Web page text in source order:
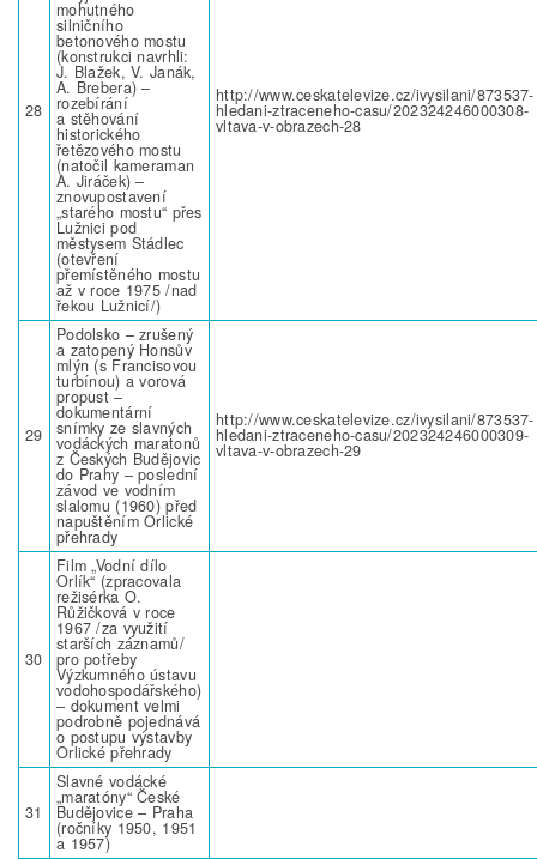
28
mohutného
silničního
betonového mostu
(konstrukci navrhli:
J. Blažek, V. Janák,
A. Brebera) –
rozebírání
a stěhování
historického
řetězového mostu
(natočil kameraman
A. Jiráček) –
znovupostavení
„starého mostu“ přes
Lužnici pod
městysem Stádlec
(otevření
přemístěného mostu
až v roce 1975 /nad
řekou Lužnicí/)
http://www.ceskatelevize.cz/ivysilani/873537-
hledani-ztraceneho-casu/202324246000308-
vltava-v-obrazech-28
29
Podolsko – zrušený
a zatopený Honsův
mlýn (s Francisovou
turbínou) a vorová
propust –
dokumentární
snímky ze slavných
vodáckých maratonů
z Českých Budějovic
do Prahy – poslední
závod ve vodním
slalomu (1960) před
napuštěním Orlické
přehrady
http://www.ceskatelevize.cz/ivysilani/873537-
hledani-ztraceneho-casu/202324246000309-
vltava-v-obrazech-29
30
Film „Vodní dílo
Orlík“ (zpracovala
režisérka O.
Růžičková v roce
1967 /za využití
starších záznamů/
pro potřeby
Výzkumného ústavu
vodohospodářského)
– dokument velmi
podrobně pojednává
o postupu výstavby
Orlické přehrady
31
Slavné vodácké
„maratóny“ České
Budějovice – Praha
(ročníky 1950, 1951
a 1957)